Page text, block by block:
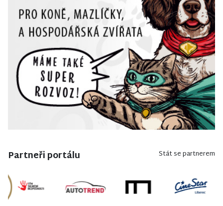
Partneři portálu Stát se partnerem